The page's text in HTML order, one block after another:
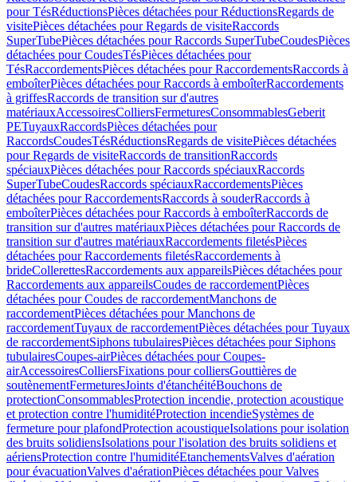
pour TésRéductionsPièces détachées pour RéductionsRegards de
visitePièces détachées pour Regards de visiteRaccords
SuperTubePièces détachées pour Raccords SuperTubeCoudesPièces
détachées pour CoudesTésPièces détachées pour
TésRaccordementsPièces détachées pour RaccordementsRaccords à
emboîterPièces détachées pour Raccords à emboîterRaccordements
à griffesRaccords de transition sur d'autres
matériauxAccessoiresColliersFermeturesConsommablesGeberit
PETuyauxRaccordsPièces détachées pour
RaccordsCoudesTésRéductionsRegards de visitePièces détachées
pour Regards de visiteRaccords de transitionRaccords
spéciauxPièces détachées pour Raccords spéciauxRaccords
SuperTubeCoudesRaccords spéciauxRaccordementsPièces
détachées pour RaccordementsRaccords à souderRaccords à
emboîterPièces détachées pour Raccords à emboîterRaccords de
transition sur d'autres matériauxPièces détachées pour Raccords de
transition sur d'autres matériauxRaccordements filetésPièces
détachées pour Raccordements filetésRaccordements à
brideCollerettesRaccordements aux appareilsPièces détachées pour
Raccordements aux appareilsCoudes de raccordementPièces
détachées pour Coudes de raccordementManchons de
raccordementPièces détachées pour Manchons de
raccordementTuyaux de raccordementPièces détachées pour Tuyaux
de raccordementSiphons tubulairesPièces détachées pour Siphons
tubulairesCoupes-airPièces détachées pour Coupes-
airAccessoiresColliersFixations pour colliersGouttières de
soutènementFermeturesJoints d'étanchéitéBouchons de
protectionConsommablesProtection incendie, protection acoustique
et protection contre l'humiditéProtection incendieSystèmes de
fermeture pour plafondProtection acoustiqueIsolations pour isolation
des bruits solidiensIsolations pour l'isolation des bruits solidiens et
aériensProtection contre l'humiditéEtanchementsValves d'aération
pour évacuationValves d'aérationPièces détachées pour Valves